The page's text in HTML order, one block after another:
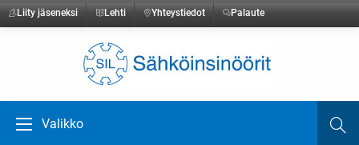
Liity jäseneksi Lehti Yhteystiedot Palaute
Avaa valikko
Valikko